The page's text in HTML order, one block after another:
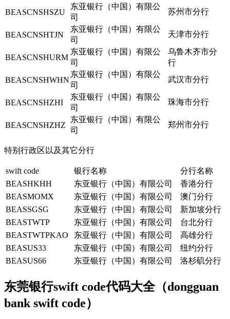
BEASCNSHSZU
东亚银行（中国）有限公
司
苏州市分行
BEASCNSHTJN
东亚银行（中国）有限公
司
天津市分行
BEASCNSHURM
东亚银行（中国）有限公
司
乌鲁木齐市分
行
BEASCNSHWHN
东亚银行（中国）有限公
司
武汉市分行
BEASCNSHZHI
东亚银行（中国）有限公
司
珠海市分行
BEASCNSHZHZ
东亚银行（中国）有限公
司
郑州市分行
特别行政区以及其它分行
swift code 银行名称
分行名称
BEASHKHH
东亚银行（中国）有限公司
香港分行
BEASMOMX
东亚银行（中国）有限公司
澳门分行
BEASSGSG
东亚银行（中国）有限公司
新加坡分行
BEASTWTP
东亚银行（中国）有限公司
台北分行
BEASTWTPKAO
东亚银行（中国）有限公司
高雄分行
BEASUS33
东亚银行（中国）有限公司
纽约分行
BEASUS66
东亚银行（中国）有限公司 洛杉矶分行
东莞银行swift code代码大全（dongguan
bank swift code）